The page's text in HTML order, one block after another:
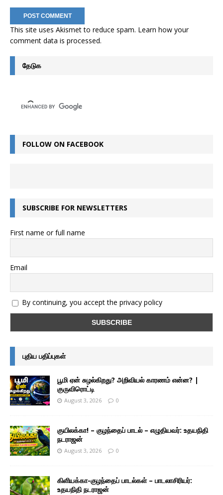
This site uses Akismet to reduce spam. Learn how your
comment data is processed.
தேடுக
FOLLOW ON FACEBOOK
SUBSCRIBE FOR NEWSLETTERS
First name or full name
Email
By continuing, you accept the privacy policy
புதிய பதிப்புகள்
பூமி ஏன் சுழல்கிறது? அறிவியல் காரணம் என்ன? |
குருவிரொட்டி
August 3, 2026 0
குயிலக்கா! – குழந்தைப் பாடல் – எழுதியவர்: உதயநிதி
நடராஜன்
August 3, 2026 0
கிளியக்கா-குழந்தைப் பாடல்கள் – பாடலாசிரியர்:
உதயநிதி நடராஜன்